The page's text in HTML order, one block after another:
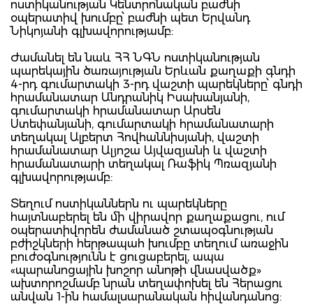
ոստիկանության Կենտրոնական բաժնի
օպերատիվ խումբը՝ բաժնի պետ Երվանդ
Նիկոյանի գլխավորությամբ:
Ժամանել են նաև ՀՀ ՆԳՆ ոստիկանության
պարեկային ծառայության Երևան քաղաքի գնդի
4-րդ գումարտակի 3-րդ վաշտի պարեկները՝ գնդի
հրամանատար Անդրանիկ Իսախանյանի,
գումարտակի հրամանատար Արսեն
Ստեփանյանի, գումարտակի հրամանատարի
տեղակալ Ալբերտ Հովհաննիսյանի, վաշտի
հրամանատար Ալյոշա Այվազյանի և վաշտի
հրամանատարի տեղակալ Ռաֆիկ Պռազյանի
գլխավորությամբ:
Տեղում ոստիկաններն ու պարեկները
հայտնաբերել են մի վիրավոր քաղաքացու, ում
օպերատիվորեն ժամանած շտապօգնության
բժիշկների հերթապահ խումբը տեղում առաջին
բուժօգնությունն է ցուցաբերել, ապա
«պարանոցային խոշոր անոթի վնասվածք»
ախտորոշմամբ նրան տեղափոխել են Հերացու
անվան 1-ին համալսարանական հիվանդանոց: